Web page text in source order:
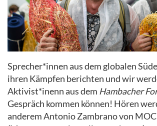
Sprecher*innen aus dem globalen
ihren Kämpfen berichten und wir
Aktivist*inenn aus dem Hambacher
Gespräch kommen können! Hören
anderem Antonio Zambrano von